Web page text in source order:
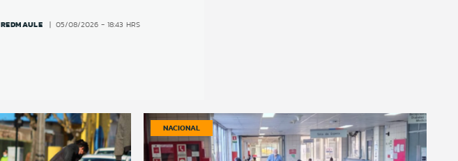
REDMAULE 05/08/2026 - 18:43 HRS
NACIONAL